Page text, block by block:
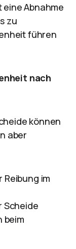
Abnahme
zu
führen
nach
können
aber
im
Scheide
beim